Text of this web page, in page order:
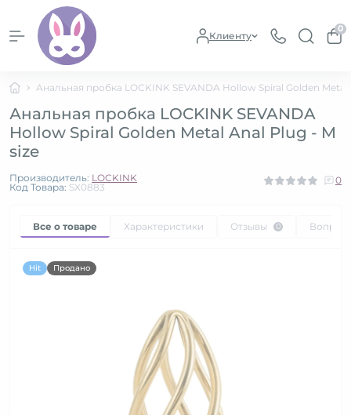
Клиенту
0
Анальная пробка LOCKINK SEVANDA Hollow Spiral Golden Metal
Анальная пробка LOCKINK SEVANDA
Hollow Spiral Golden Metal Anal Plug - M
size
Производитель: LOCKINK
Код Товара: SX0883
0
Все о товаре Характеристики Отзывы 0
Hit Продано